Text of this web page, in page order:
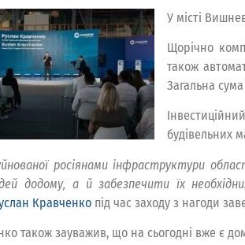
У місті
Щорічно
також
Загальна
будівельних
росіянами інфраструктури
додому, а й забезпечити їх
Кравченко під час заходу з нагоди
також зауважив, що на сьогодні вже є